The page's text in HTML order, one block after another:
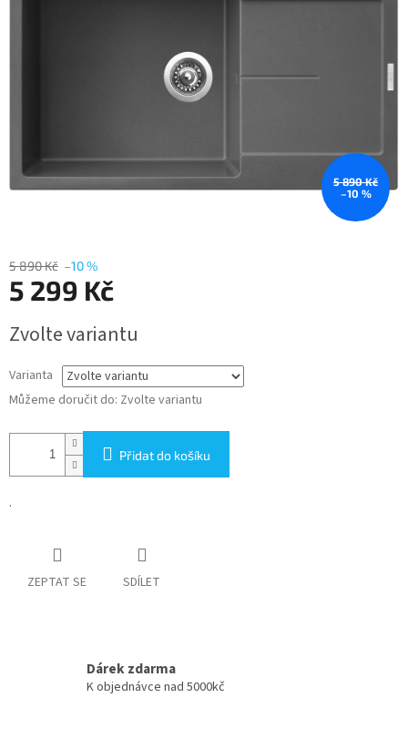
5 890 Kč
–10 %
5 890 Kč –10 %
5 299 Kč
cena:
Zvolte variantu
Varianta
Můžeme doručit do: Zvolte variantu
Přidat do košíku
.
ZEPTAT SE SDÍLET
Dárek zdarma
K objednávce nad 5000kč